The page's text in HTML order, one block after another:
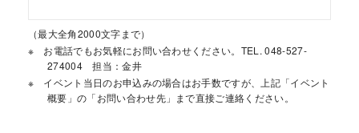
（最大全角2000文字まで）
お電話でもお気軽にお問い合わせください。TEL. 048-527-
274004 担当：金井
イベント当日のお申込みの場合はお手数ですが、上記「イベント
概要」の「お問い合わせ先」まで直接ご連絡ください。